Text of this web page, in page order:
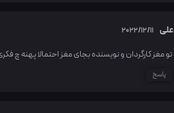
علی 2022/12/11
تو مغز کارگردان و نویسنده بجای مغز احتمالا پهنه چ
پاسخ